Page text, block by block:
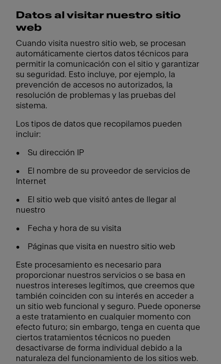
Datos al visitar nuestro sitio
web
Cuando visita nuestro sitio web, se procesan
automáticamente ciertos datos técnicos para
permitir la comunicación con el sitio y garantizar
su seguridad. Esto incluye, por ejemplo, la
prevención de accesos no autorizados, la
resolución de problemas y las pruebas del
sistema.
Los tipos de datos que recopilamos pueden
incluir:
• Su dirección IP
• El nombre de su proveedor de servicios de
Internet
• El sitio web que visitó antes de llegar al
nuestro
• Fecha y hora de su visita
• Páginas que visita en nuestro sitio web
Este procesamiento es necesario para
proporcionar nuestros servicios o se basa en
nuestros intereses legítimos, que creemos que
también coinciden con su interés en acceder a
un sitio web funcional y seguro. Puede oponerse
a este tratamiento en cualquier momento con
efecto futuro; sin embargo, tenga en cuenta que
ciertos tratamientos técnicos no pueden
desactivarse de forma individual debido a la
naturaleza del funcionamiento de los sitios web.